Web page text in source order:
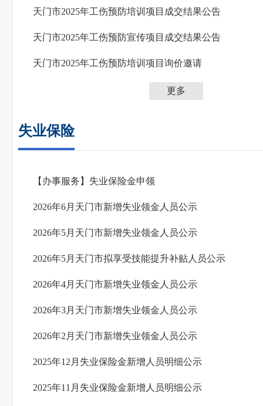
天门市2025年工伤预防培训项目成交结果公告
天门市2025年工伤预防宣传项目成交结果公告
天门市2025年工伤预防培训项目询价邀请
更多
失业保险
【办事服务】失业保险金申领
2026年6月天门市新增失业领金人员公示
2026年5月天门市新增失业领金人员公示
2026年5月天门市拟享受技能提升补贴人员公示
2026年4月天门市新增失业领金人员公示
2026年3月天门市新增失业领金人员公示
2026年2月天门市新增失业领金人员公示
2025年12月失业保险金新增人员明细公示
2025年11月失业保险金新增人员明细公示